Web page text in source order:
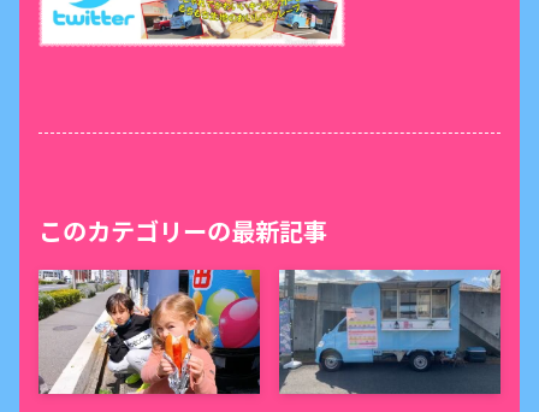
このカテゴリーの最新記事